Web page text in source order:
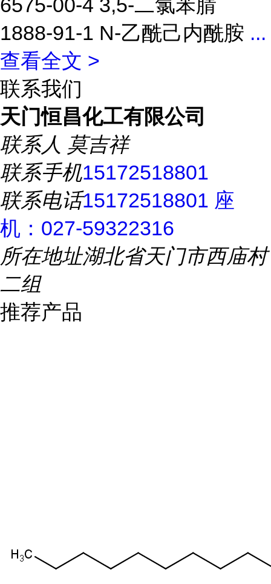
6575-00-4 3,5-二氯苯腈
1888-91-1 N-乙酰己内酰胺 ...
查看全文 >
联系我们
天门恒昌化工有限公司
联系人 莫吉祥
联系手机15172518801
联系电话15172518801 座
机：027-59322316
所在地址湖北省天门市西庙村
二组
推荐产品